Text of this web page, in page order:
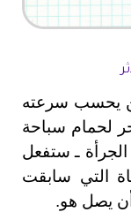
يحسب سرعته
لحمام سباحة
ـ ستفعل
التي سابقت
أن يصل هو.